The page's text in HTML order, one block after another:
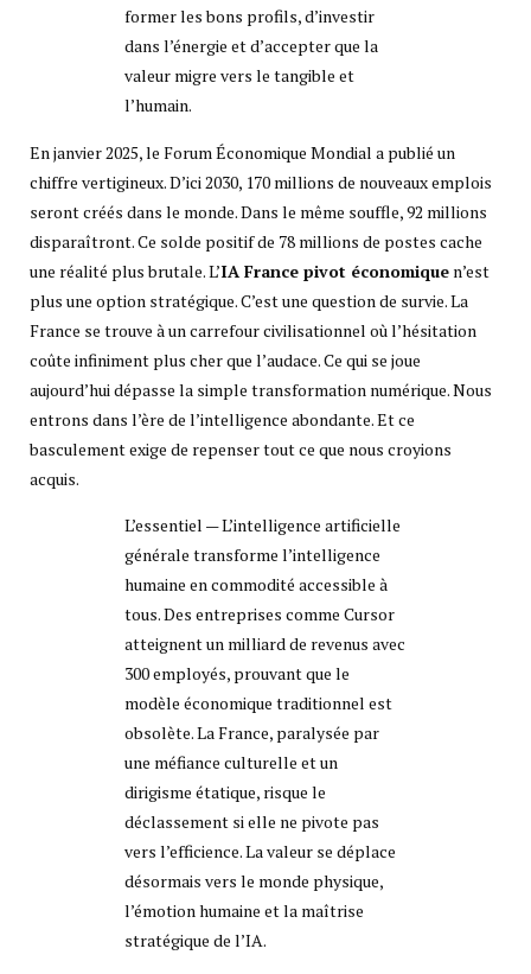
former les bons profils, d’investir
dans l’énergie et d’accepter que la
valeur migre vers le tangible et
l’humain.
En janvier 2025, le Forum Économique Mondial a publié un
chiffre vertigineux. D’ici 2030, 170 millions de nouveaux emplois
seront créés dans le monde. Dans le même souffle, 92 millions
disparaîtront. Ce solde positif de 78 millions de postes cache
une réalité plus brutale. L’IA France pivot économique n’est
plus une option stratégique. C’est une question de survie. La
France se trouve à un carrefour civilisationnel où l’hésitation
coûte infiniment plus cher que l’audace. Ce qui se joue
aujourd’hui dépasse la simple transformation numérique. Nous
entrons dans l’ère de l’intelligence abondante. Et ce
basculement exige de repenser tout ce que nous croyions
acquis.
L’essentiel — L’intelligence artificielle
générale transforme l’intelligence
humaine en commodité accessible à
tous. Des entreprises comme Cursor
atteignent un milliard de revenus avec
300 employés, prouvant que le
modèle économique traditionnel est
obsolète. La France, paralysée par
une méfiance culturelle et un
dirigisme étatique, risque le
déclassement si elle ne pivote pas
vers l’efficience. La valeur se déplace
désormais vers le monde physique,
l’émotion humaine et la maîtrise
stratégique de l’IA.